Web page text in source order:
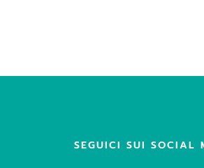
SEGUICI SUI SOCIAL